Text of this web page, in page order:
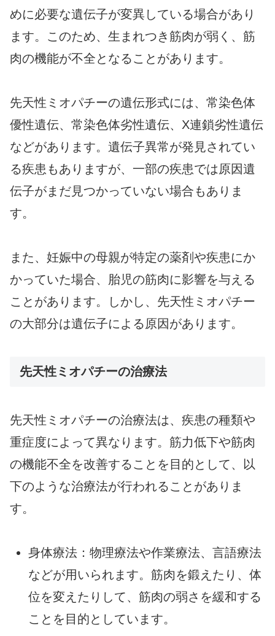
めに必要な遺伝子が変異している場合があり
ます。このため、生まれつき筋肉が弱く、筋
肉の機能が不全となることがあります。
先天性ミオパチーの遺伝形式には、常染色体
優性遺伝、常染色体劣性遺伝、X連鎖劣性遺伝
などがあります。遺伝子異常が発見されてい
る疾患もありますが、一部の疾患では原因遺
伝子がまだ見つかっていない場合もありま
す。
また、妊娠中の母親が特定の薬剤や疾患にか
かっていた場合、胎児の筋肉に影響を与える
ことがあります。しかし、先天性ミオパチー
の大部分は遺伝子による原因があります。
先天性ミオパチーの治療法
先天性ミオパチーの治療法は、疾患の種類や
重症度によって異なります。筋力低下や筋肉
の機能不全を改善することを目的として、以
下のような治療法が行われることがありま
す。
身体療法：物理療法や作業療法、言語療法
などが用いられます。筋肉を鍛えたり、体
位を変えたりして、筋肉の弱さを緩和する
ことを目的としています。